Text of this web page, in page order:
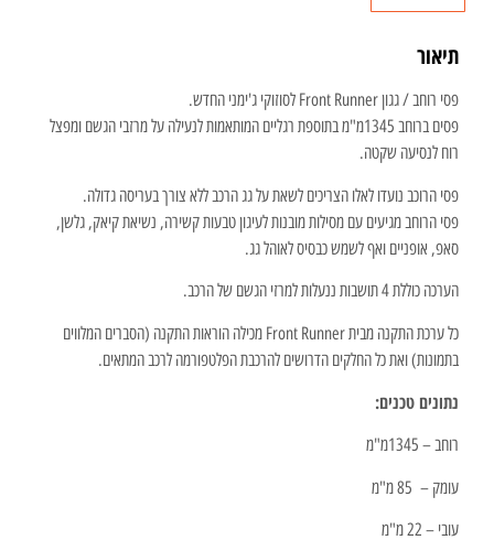
תיאור
פסי רוחב / גגון Front Runner לסוזוקי ג'ימני החדש.
פסים ברוחב 1345מ"מ בתוספת רגליים המותאמות לנעילה על מרזבי הגשם ומפצל
רוח לנסיעה שקטה.
פסי הרוכב נועדו לאלו הצריכים לשאת על גג הרכב ללא צורך בעריסה גדולה.
פסי הרוחב מגיעים עם מסילות מובנות לעיגון טבעות קשירה, נשיאת קיאק, גלשן,
סאפ, אופניים ואף לשמש כבסיס לאוהל גג.
הערכה כוללת 4 תושבות ננעלות למרזי הגשם של הרכב.
כל ערכת התקנה מבית Front Runner מכילה הוראות התקנה (הסברים המלווים
בתמונות) ואת כל החלקים הדרושים להרכבת הפלטפורמה לרכב המתאים.
נתונים טכנים:
רוחב – 1345מ"מ
עומק – 85 מ"מ
עובי – 22 מ"מ